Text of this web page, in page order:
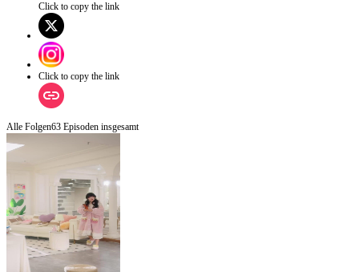
Click to copy the link
Click to copy the link
Alle Folgen63 Episoden insgesamt